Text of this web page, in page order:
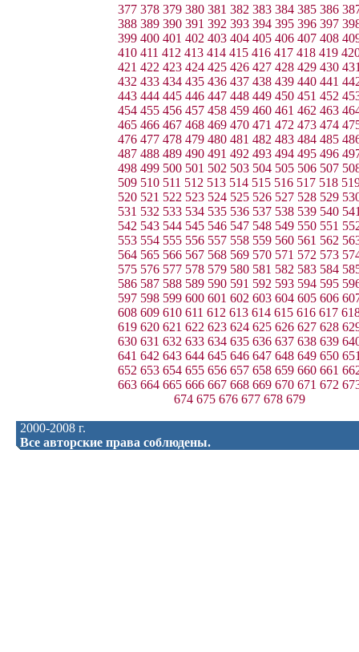
377 378 379 380 381 382 383 384 385 386
388 389 390 391 392 393 394 395 396 397
399 400 401 402 403 404 405 406 407 408
410 411 412 413 414 415 416 417 418 419
421 422 423 424 425 426 427 428 429 430
432 433 434 435 436 437 438 439 440 441
443 444 445 446 447 448 449 450 451 452
454 455 456 457 458 459 460 461 462 463
465 466 467 468 469 470 471 472 473 474
476 477 478 479 480 481 482 483 484 485
487 488 489 490 491 492 493 494 495 496
498 499 500 501 502 503 504 505 506 507
509 510 511 512 513 514 515 516 517 518
520 521 522 523 524 525 526 527 528 529
531 532 533 534 535 536 537 538 539 540
542 543 544 545 546 547 548 549 550 551
553 554 555 556 557 558 559 560 561 562
564 565 566 567 568 569 570 571 572 573
575 576 577 578 579 580 581 582 583 584
586 587 588 589 590 591 592 593 594 595
597 598 599 600 601 602 603 604 605 606
608 609 610 611 612 613 614 615 616 617
619 620 621 622 623 624 625 626 627 628
630 631 632 633 634 635 636 637 638 639
641 642 643 644 645 646 647 648 649 650
652 653 654 655 656 657 658 659 660 661
663 664 665 666 667 668 669 670 671 672
674 675 676 677 678 679
2000-2008 г.
Все авторские права соблюдены.